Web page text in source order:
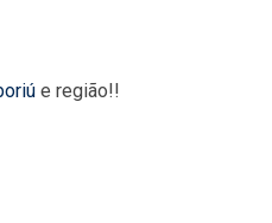
e região!!